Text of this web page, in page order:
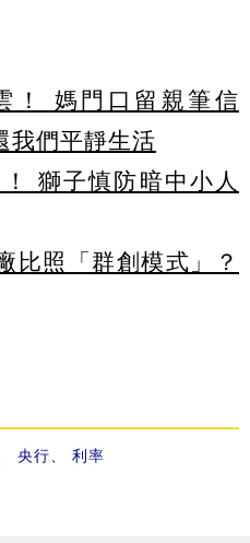
！ 媽門口留親筆信
我們平靜生活
獅子慎防暗中小人
比照「群創模式」？
央行、 利率